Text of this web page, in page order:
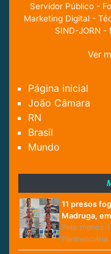
Servidor Público -
Marketing Digital -
SIND-JORN
Ver
Página inicial
João Câmara
RN
Brasil
Mundo
11 presos
Madruga,
Pelo menos